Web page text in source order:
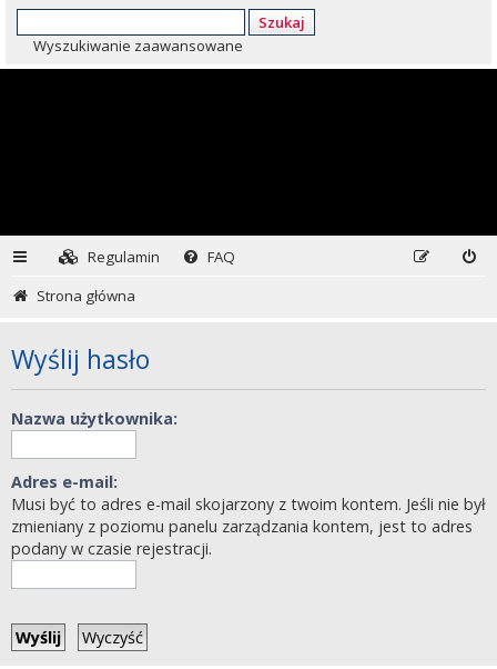
Szukaj
Wyszukiwanie zaawansowane
Regulamin
FAQ
Strona główna
Wyślij hasło
Nazwa użytkownika:
Adres e-mail:
Musi być to adres e-mail skojarzony z twoim kontem. Jeśli nie był
zmieniany z poziomu panelu zarządzania kontem, jest to adres
podany w czasie rejestracji.